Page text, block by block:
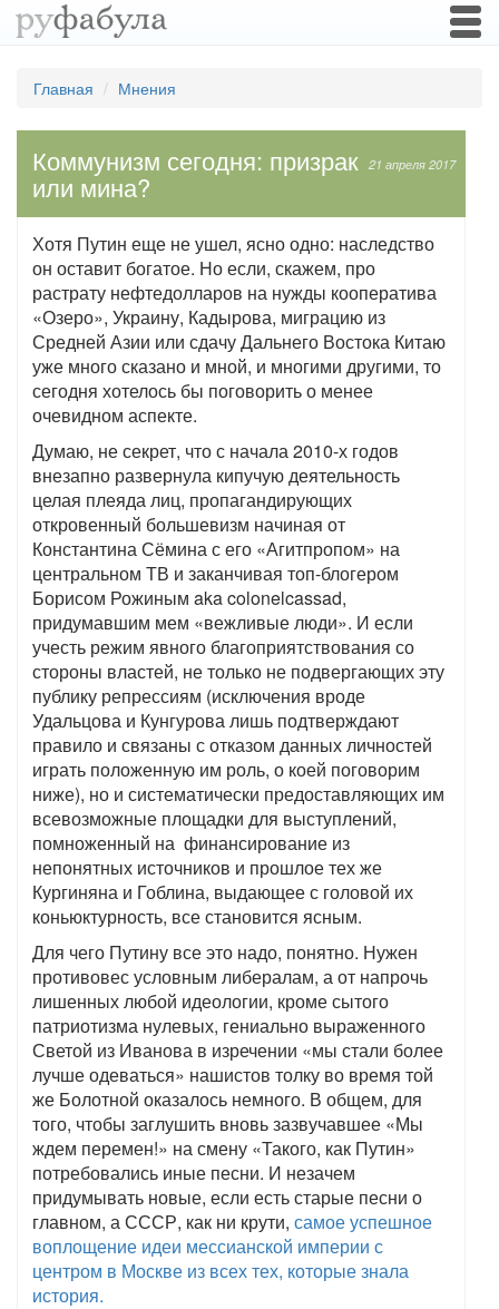
Главная Мнения
21 апреля 2017
Коммунизм сегодня: призрак
или мина?
Хотя Путин еще не ушел, ясно одно: наследство
он оставит богатое. Но если, скажем, про
растрату нефтедолларов на нужды кооператива
«Озеро», Украину, Кадырова, миграцию из
Средней Азии или сдачу Дальнего Востока Китаю
уже много сказано и мной, и многими другими, то
сегодня хотелось бы поговорить о менее
очевидном аспекте.
Думаю, не секрет, что с начала 2010-х годов
внезапно развернула кипучую деятельность
целая плеяда лиц, пропагандирующих
откровенный большевизм начиная от
Константина Сёмина с его «Агитпропом» на
центральном ТВ и заканчивая топ-блогером
Борисом Рожиным aka colonelcassad,
придумавшим мем «вежливые люди». И если
учесть режим явного благоприятствования со
стороны властей, не только не подвергающих эту
публику репрессиям (исключения вроде
Удальцова и Кунгурова лишь подтверждают
правило и связаны с отказом данных личностей
играть положенную им роль, о коей поговорим
ниже), но и систематически предоставляющих им
всевозможные площадки для выступлений,
помноженный на финансирование из
непонятных источников и прошлое тех же
Кургиняна и Гоблина, выдающее с головой их
коньюктурность, все становится ясным.
Для чего Путину все это надо, понятно. Нужен
противовес условным либералам, а от напрочь
лишенных любой идеологии, кроме сытого
патриотизма нулевых, гениально выраженного
Светой из Иванова в изречении «мы стали более
лучше одеваться» нашистов толку во время той
же Болотной оказалось немного. В общем, для
того, чтобы заглушить вновь зазвучавшее «Мы
ждем перемен!» на смену «Такого, как Путин»
потребовались иные песни. И незачем
придумывать новые, если есть старые песни о
главном, а СССР, как ни крути, самое успешное
воплощение идеи мессианской империи с
центром в Москве из всех тех, которые знала
история.